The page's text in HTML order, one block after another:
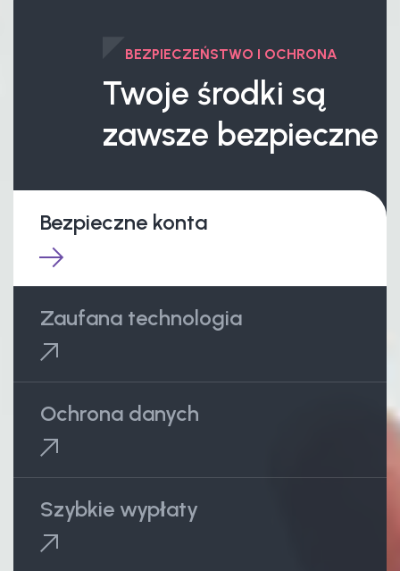
BEZPIECZEŃSTWO I OCHRONA
Twoje środki są
zawsze bezpieczne
Bezpieczne konta
Zaufana technologia
Ochrona danych
Szybkie wypłaty